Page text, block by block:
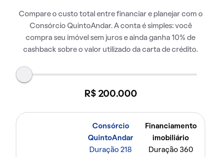
Compare o custo total entre financiar e planejar com o
Consórcio QuintoAndar. A conta é simples: você
compra seu imóvel sem juros e ainda ganha 10% de
cashback sobre o valor utilizado da carta de crédito.
R$ 200.000
Consórcio
QuintoAndar
Duração 218
Financiamento
imobiliário
Duração 360